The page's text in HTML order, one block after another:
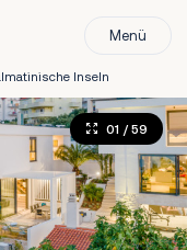
Menü
Inseln
01 / 59